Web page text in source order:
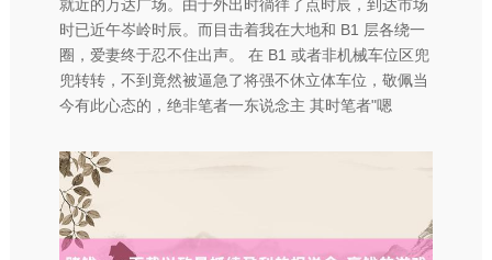
就近的万达广场。由于外出时徜徉了点时辰，到达市场
时已近午岑岭时辰。而目击着我在大地和 B1 层各绕一
圈，爱妻终于忍不住出声。 在 B1 或者非机械车位区兜
兜转转，不到竟然被逼急了将强不休立体车位，敬佩当
今有此心态的，绝非笔者一东说念主 其时笔者"嗯